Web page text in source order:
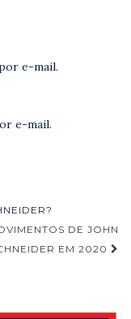
e-mail.
e-mail.
DE JOHN
EM 2020